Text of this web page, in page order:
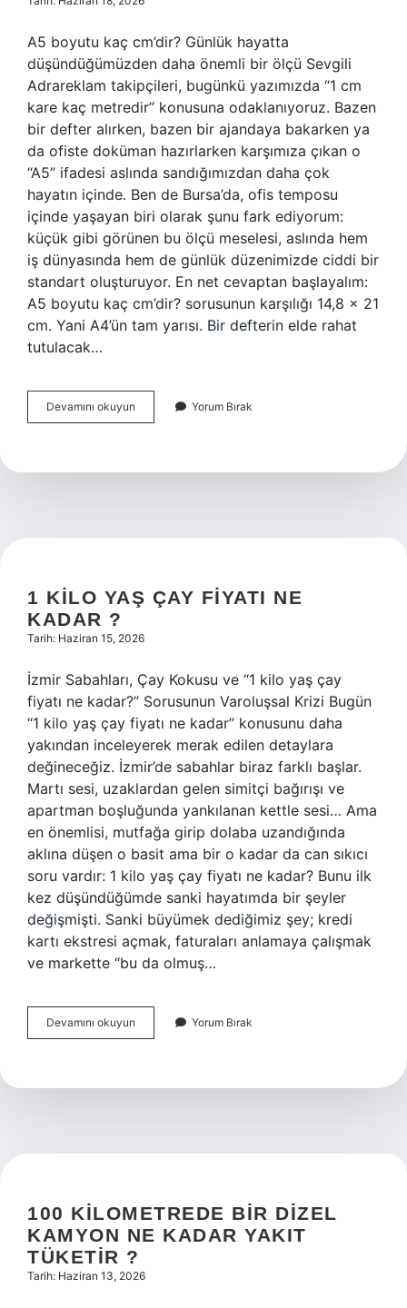
A5 boyutu kaç cm’dir? Günlük hayatta
düşündüğümüzden daha önemli bir ölçü Sevgili
Adrareklam takipçileri, bugünkü yazımızda “1 cm
kare kaç metredir” konusuna odaklanıyoruz. Bazen
bir defter alırken, bazen bir ajandaya bakarken ya
da ofiste doküman hazırlarken karşımıza çıkan o
“A5” ifadesi aslında sandığımızdan daha çok
hayatın içinde. Ben de Bursa’da, ofis temposu
içinde yaşayan biri olarak şunu fark ediyorum:
küçük gibi görünen bu ölçü meselesi, aslında hem
iş dünyasında hem de günlük düzenimizde ciddi bir
standart oluşturuyor. En net cevaptan başlayalım:
A5 boyutu kaç cm’dir? sorusunun karşılığı 14,8 x 21
cm. Yani A4’ün tam yarısı. Bir defterin elde rahat
tutulacak…
Devamını okuyun
cm
metredir
Yorum Bırak
1 KILO YAŞ ÇAY FIYATI NE
KADAR ?
Tarih: Haziran 15, 2026
İzmir Sabahları, Çay Kokusu ve “1 kilo yaş çay
fiyatı ne kadar?” Sorusunun Varoluşsal Krizi Bugün
“1 kilo yaş çay fiyatı ne kadar” konusunu daha
yakından inceleyerek merak edilen detaylara
değineceğiz. İzmir’de sabahlar biraz farklı başlar.
Martı sesi, uzaklardan gelen simitçi bağırışı ve
apartman boşluğunda yankılanan kettle sesi… Ama
en önemlisi, mutfağa girip dolaba uzandığında
aklına düşen o basit ama bir o kadar da can sıkıcı
soru vardır: 1 kilo yaş çay fiyatı ne kadar? Bunu ilk
kez düşündüğümde sanki hayatımda bir şeyler
değişmişti. Sanki büyümek dediğimiz şey; kredi
kartı ekstresi açmak, faturaları anlamaya çalışmak
ve markette “bu da olmuş…
Devamını okuyun
kilo
fiyatı
Yorum Bırak
100 KILOMETREDE BIR DIZEL
KAMYON NE KADAR YAKIT
TÜKETIR ?
Tarih: Haziran 13, 2026